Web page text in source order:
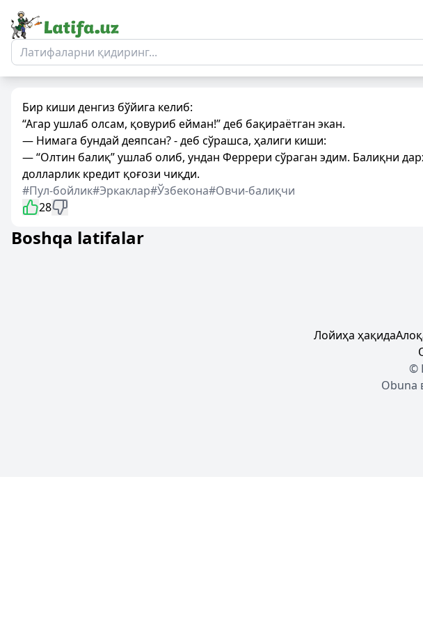
Бир киши денгиз бўйига келиб:
“Агар ушлаб олсам, қовуриб ейман!” деб бақираётган экан.
— Нимага бундай деяпсан? - деб сўрашса, ҳалиги киши:
— “Олтин балиқ” ушлаб олиб, ундан Феррери сўраган эдим. Балиқни
долларлик кредит қоғози чиқди.
#Пул-бойлик#Эркаклар#Ўзбекона#Овчи-балиқчи
28
Boshqa latifalar
Лойиҳа ҳақида
©
Obuna